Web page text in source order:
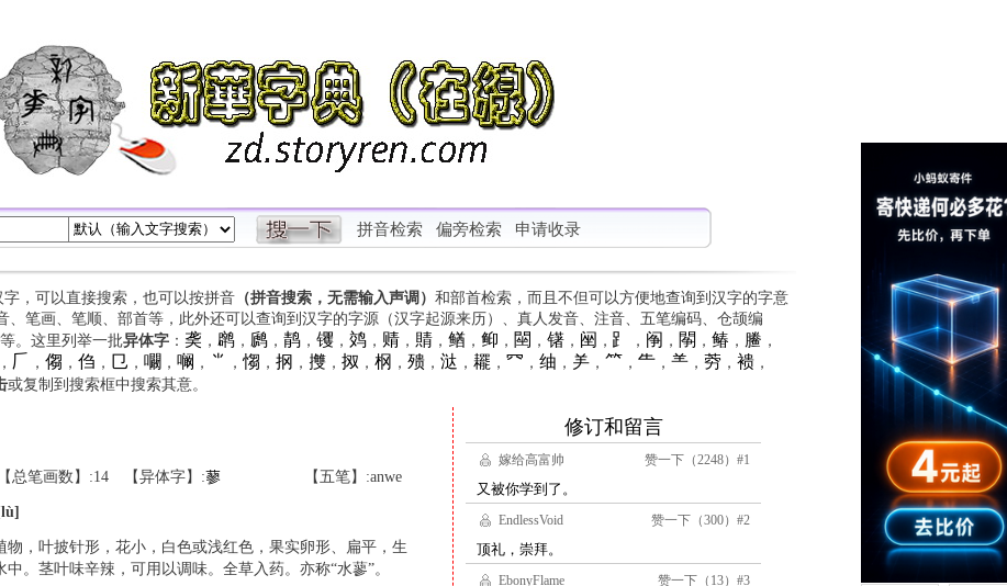
拼音检索 偏旁检索 申请收录
，可以直接搜索，也可以按拼音（拼音搜索，无需输入声调） 和部首检索，而且不但可以方便地查询到汉字的字意
、笔画、笔顺、部首等，此外还可以查询到汉字的字源（汉字起源来历）、真人发音、注音、五笔编码、仓颉编
。这里列举一批异体字： 䶮 ， 䴙， 䴘， 䴖， 䦆， 䴔， 䞍， 䝼， 䲡 ， 䲟 ， 䦟 ， 䦃， 䦷 ， ⻊ ， 䦶 ， 䦛 ， 䲠 ， 䲢 ，
， 𠂆 ， 㑳 ， 㑇 ， 㔾 ， 㘚 ， 㘎 ， ⺌ ， 㥮 ， 㧏 ， 㩳， 㧐 ， 㭎 ， 㱮， 㳠 ， 䎱 ， ⺳ ， 䌷 ， ⺶， ⺮ ， ⺧， ⺷， 䓖， 䙌，
或复制到搜索框中搜索其意。
【总笔画数】:14 【异体字】:蓼 【五笔】:anwe
物，叶披针形，花小，白色或浅红色，果实卵形、扁平，生
中。茎叶味辛辣，可用以调味。全草入药。亦称“水蓼”。